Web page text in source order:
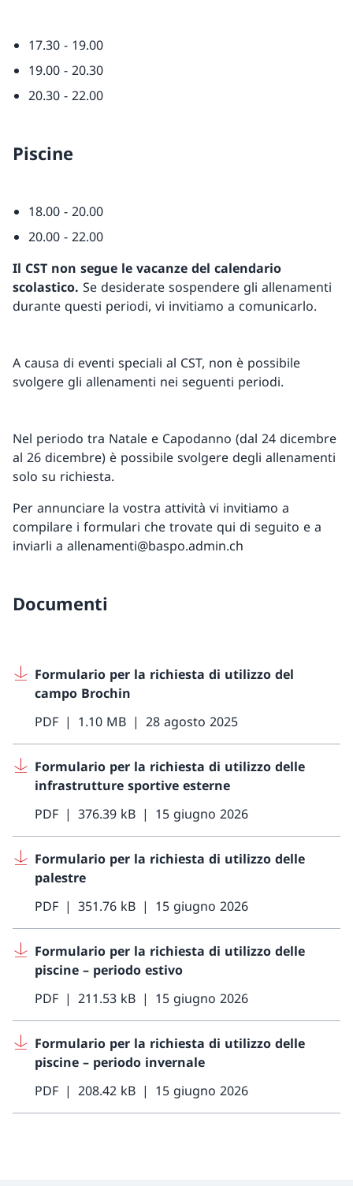
17.30 - 19.00
19.00 - 20.30
20.30 - 22.00
Piscine
18.00 - 20.00
20.00 - 22.00
Il CST non segue le vacanze del calendario
scolastico. Se desiderate sospendere gli allenamenti
durante questi periodi, vi invitiamo a comunicarlo.
A causa di eventi speciali al CST, non è possibile
svolgere gli allenamenti nei seguenti periodi.
Nel periodo tra Natale e Capodanno (dal 24 dicembre
al 26 dicembre) è possibile svolgere degli allenamenti
solo su richiesta.
Per annunciare la vostra attività vi invitiamo a
compilare i formulari che trovate qui di seguito e a
inviarli a allenamenti@baspo.admin.ch
Documenti
Formulario per la richiesta di utilizzo del
campo Brochin
PDF
1.10 MB 28 agosto 2025
Formulario per la richiesta di utilizzo delle
infrastrutture sportive esterne
PDF
376.39 kB 15 giugno 2026
Formulario per la richiesta di utilizzo delle
palestre
PDF
351.76 kB 15 giugno 2026
Formulario per la richiesta di utilizzo delle
piscine – periodo estivo
PDF
211.53 kB 15 giugno 2026
Formulario per la richiesta di utilizzo delle
piscine – periodo invernale
PDF
208.42 kB 15 giugno 2026